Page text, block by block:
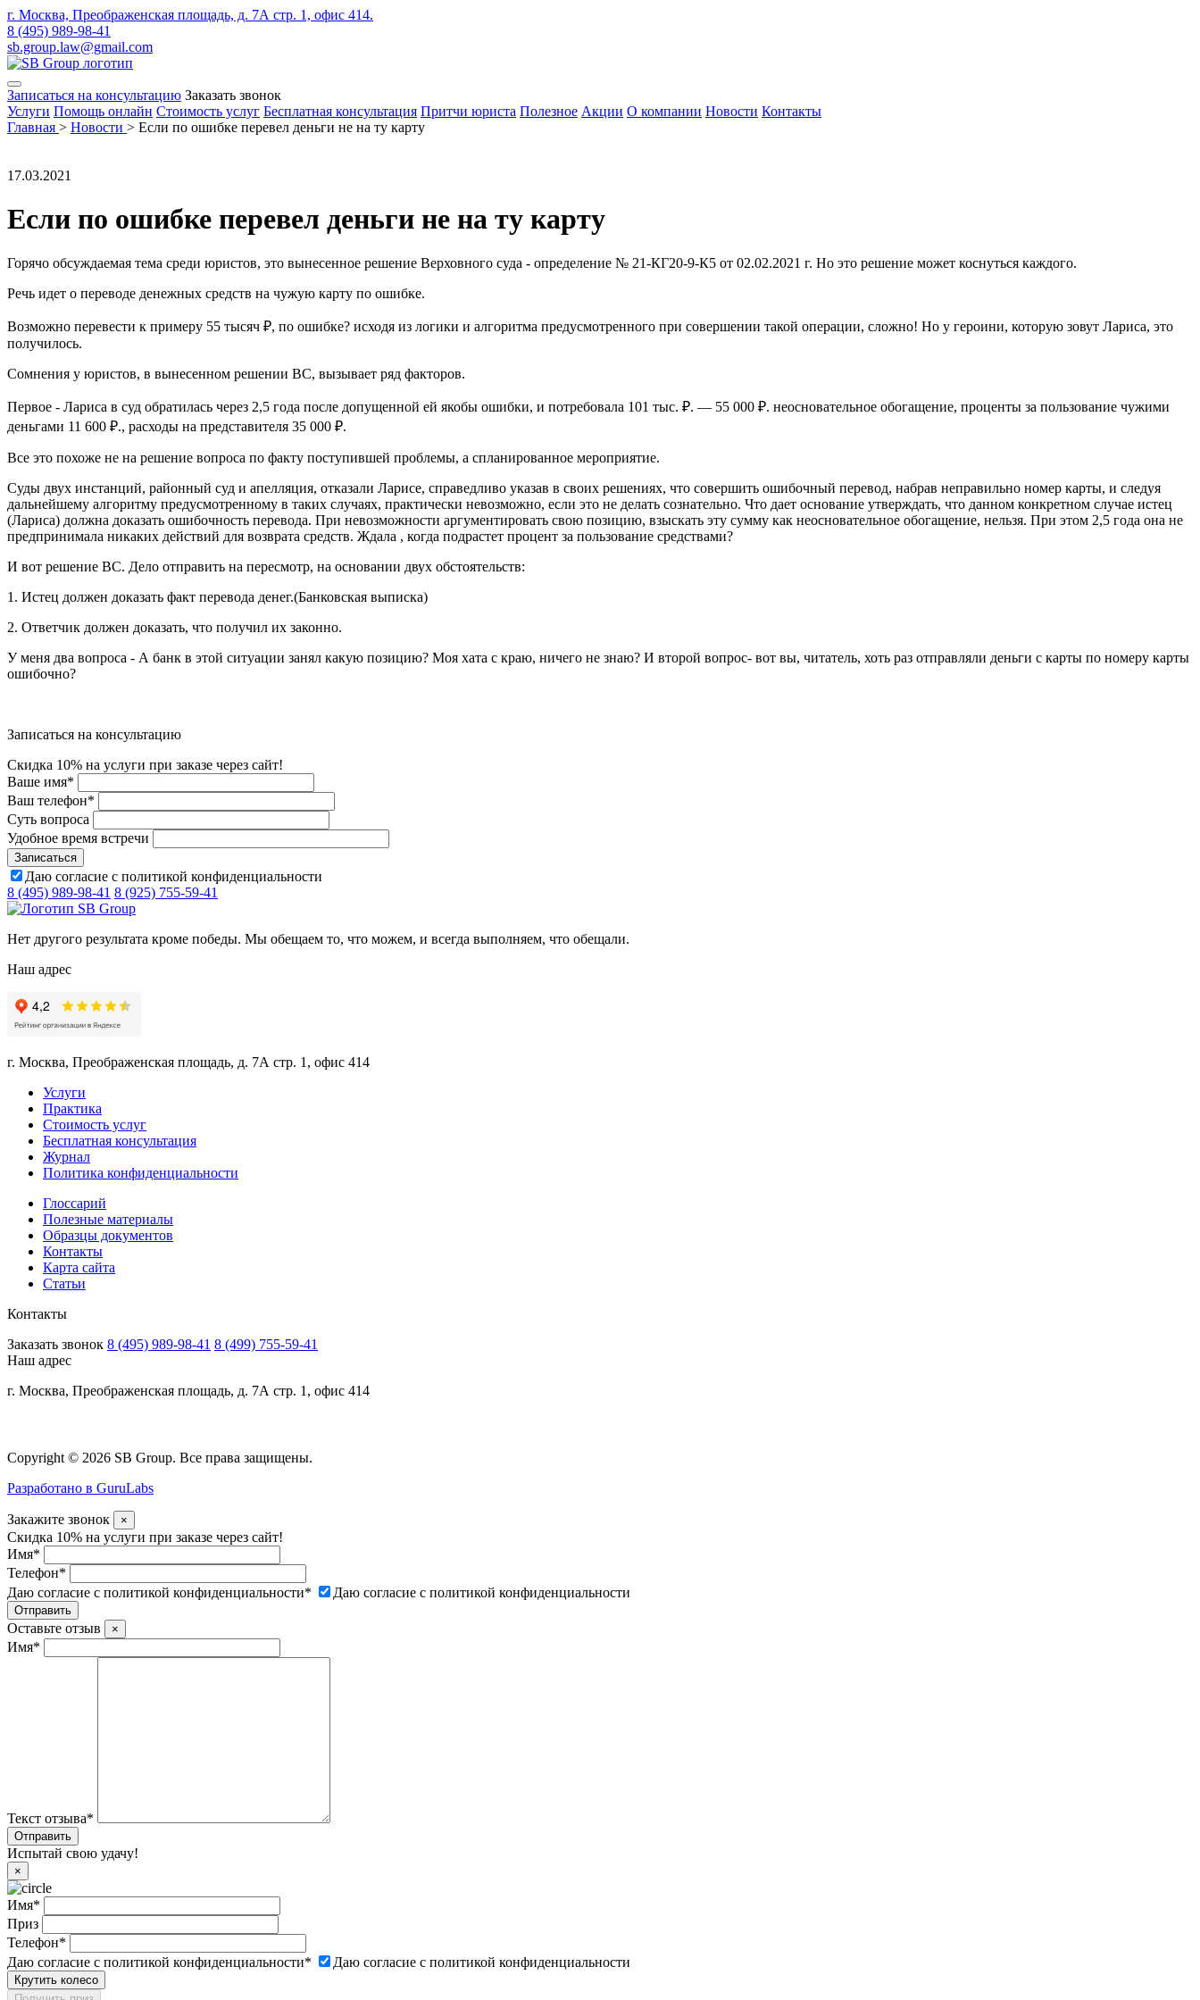
г. Москва, Преображенская площадь, д. 7А стр. 1, офис 414.
8 (495) 989-98-41
sb.group.law@gmail.com
Записаться на консультацию Заказать звонок
Услуги Помощь онлайн Стоимость услуг Бесплатная консультация Притчи юриста Полезное Акции О компании Новости Контакты
Главная > Новости > Если по ошибке перевел деньги не на ту карту
17.03.2021
Если по ошибке перевел деньги не на ту карту
Горячо обсуждаемая тема среди юристов, это вынесенное решение Верховного суда - определение № 21-КГ20-9-К5 от 02.02.2021 г. Но это решение может коснуться каждого.
Речь идет о переводе денежных средств на чужую карту по ошибке.
Возможно перевести к примеру 55 тысяч ₽, по ошибке? исходя из логики и алгоритма предусмотренного при совершении такой операции, сложно! Но у героини, которую зовут Лариса, это
получилось.
Сомнения у юристов, в вынесенном решении ВС, вызывает ряд факторов.
Первое - Лариса в суд обратилась через 2,5 года после допущенной ей якобы ошибки, и потребовала 101 тыс. ₽. — 55 000 ₽. неосновательное обогащение, проценты за пользование чужими
деньгами 11 600 ₽., расходы на представителя 35 000 ₽.
Все это похоже не на решение вопроса по факту поступившей проблемы, а спланированное мероприятие.
Суды двух инстанций, районный суд и апелляция, отказали Ларисе, справедливо указав в своих решениях, что совершить ошибочный перевод, набрав неправильно номер карты, и следуя
дальнейшему алгоритму предусмотренному в таких случаях, практически невозможно, если это не делать сознательно. Что дает основание утверждать, что данном конкретном случае истец
(Лариса) должна доказать ошибочность перевода. При невозможности аргументировать свою позицию, взыскать эту сумму как неосновательное обогащение, нельзя. При этом 2,5 года она не
предпринимала никаких действий для возврата средств. Ждала , когда подрастет процент за пользование средствами?
И вот решение ВС. Дело отправить на пересмотр, на основании двух обстоятельств:
1. Истец должен доказать факт перевода денег.(Банковская выписка)
2. Ответчик должен доказать, что получил их законно.
У меня два вопроса - А банк в этой ситуации занял какую позицию? Моя хата с краю, ничего не знаю? И второй вопрос- вот вы, читатель, хоть раз отправляли деньги с карты по номеру карты
ошибочно?
Записаться на консультацию
Скидка 10% на услуги при заказе через сайт!
Ваше имя*
Ваш телефон*
Суть вопроса
Удобное время встречи
Даю согласие с политикой конфиденциальности
8 (495) 989-98-41 8 (925) 755-59-41
Нет другого результата кроме победы. Мы обещаем то, что можем, и всегда выполняем, что обещали.
Наш адрес
г. Москва, Преображенская площадь, д. 7А стр. 1, офис 414
Услуги
Практика
Стоимость услуг
Бесплатная консультация
Журнал
Политика конфиденциальности
Глоссарий
Полезные материалы
Образцы документов
Контакты
Карта сайта
Статьи
Контакты
Заказать звонок 8 (495) 989-98-41 8 (499) 755-59-41
Наш адрес
г. Москва, Преображенская площадь, д. 7А стр. 1, офис 414
Copyright © 2026 SB Group. Все права защищены.
Разработано в GuruLabs
Закажите звонок ×
Скидка 10% на услуги при заказе через сайт!
Имя*
Телефон*
Даю согласие с политикой конфиденциальности* Даю согласие с политикой конфиденциальности
Оставьте отзыв ×
Имя*
Текст отзыва*
Испытай свою удачу!
×
Имя*
Приз
Телефон*
Даю согласие с политикой конфиденциальности* Даю согласие с политикой конфиденциальности